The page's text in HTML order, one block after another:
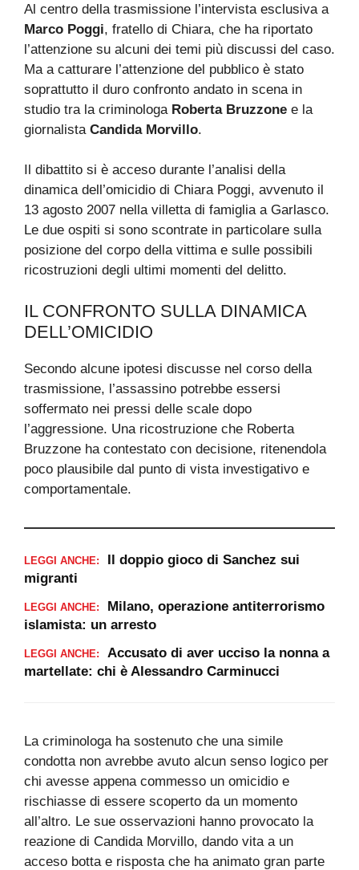
Al centro della trasmissione l’intervista esclusiva a
Marco Poggi, fratello di Chiara, che ha riportato
l’attenzione su alcuni dei temi più discussi del caso.
Ma a catturare l’attenzione del pubblico è stato
soprattutto il duro confronto andato in scena in
studio tra la criminologa Roberta Bruzzone e la
giornalista Candida Morvillo.
Il dibattito si è acceso durante l’analisi della
dinamica dell’omicidio di Chiara Poggi, avvenuto il
13 agosto 2007 nella villetta di famiglia a Garlasco.
Le due ospiti si sono scontrate in particolare sulla
posizione del corpo della vittima e sulle possibili
ricostruzioni degli ultimi momenti del delitto.
IL CONFRONTO SULLA DINAMICA
DELL’OMICIDIO
Secondo alcune ipotesi discusse nel corso della
trasmissione, l’assassino potrebbe essersi
soffermato nei pressi delle scale dopo
l’aggressione. Una ricostruzione che Roberta
Bruzzone ha contestato con decisione, ritenendola
poco plausibile dal punto di vista investigativo e
comportamentale.
LEGGI ANCHE:
Il doppio gioco di Sanchez sui
migranti
LEGGI ANCHE:
Milano, operazione antiterrorismo
islamista: un arresto
LEGGI ANCHE:
Accusato di aver ucciso la nonna a
martellate: chi è Alessandro Carminucci
La criminologa ha sostenuto che una simile
condotta non avrebbe avuto alcun senso logico per
chi avesse appena commesso un omicidio e
rischiasse di essere scoperto da un momento
all’altro. Le sue osservazioni hanno provocato la
reazione di Candida Morvillo, dando vita a un
acceso botta e risposta che ha animato gran parte